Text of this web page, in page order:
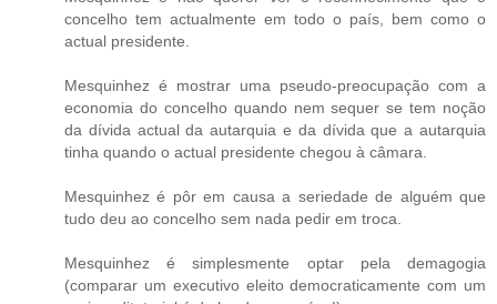
concelho tem actualmente em todo o país, bem como o
actual presidente.
Mesquinhez é mostrar uma pseudo-preocupação com a
economia do concelho quando nem sequer se tem noção
da dívida actual da autarquia e da dívida que a autarquia
tinha quando o actual presidente chegou à câmara.
Mesquinhez é pôr em causa a seriedade de alguém que
tudo deu ao concelho sem nada pedir em troca.
Mesquinhez é simplesmente optar pela demagogia
(comparar um executivo eleito democraticamente com um